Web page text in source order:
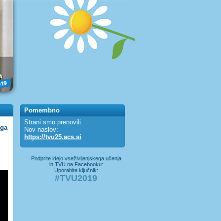
Pomembno
Strani smo prenovili.
Nov naslov:
https://tvu25.acs.si
Podprite idejo vseživljenjskega učenja
in TVU na Facebooku:
Uporabite ključnik:
#TVU2019